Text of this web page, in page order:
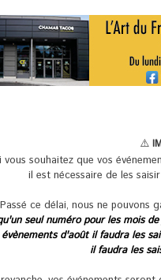
⚠️
vous souhaitez que vos
il est nécessaire de les
Passé ce délai, nous ne pouvons
seul numéro pour les mois
d'août il faudra les
il faudra les